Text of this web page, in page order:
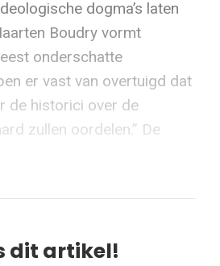
dogma’s laten
Boudry vormt
onderschatte
er vast van overtuigd dat
de historici over de
zullen oordelen.” De
dit artikel!